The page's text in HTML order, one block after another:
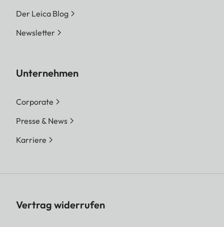
Der Leica Blog
Newsletter
Unternehmen
Corporate
Presse & News
Karriere
Vertrag widerrufen